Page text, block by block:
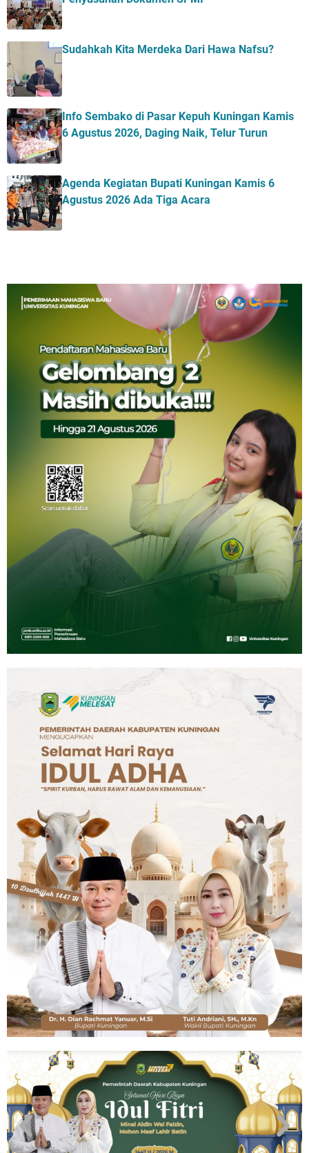
Sudahkah Kita Merdeka Dari Hawa Nafsu?
Info Sembako di Pasar Kepuh Kuningan Kamis
6 Agustus 2026, Daging Naik, Telur Turun
Agenda Kegiatan Bupati Kuningan Kamis 6
Agustus 2026 Ada Tiga Acara